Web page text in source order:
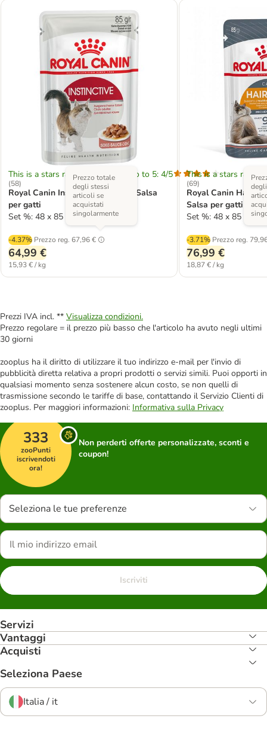
This is a stars rating area from zero to 5: 4/5
(58)
Royal Canin Instinctive umido in Salsa
per gatti
Set %: 48 x 85 g
-4.37% Prezzo reg. 67,96 €
Prezzo totale
degli stessi
articoli se
acquistati
singolarmente
64,99 €
15,93 € / kg
This is a stars rating
(69)
Royal Canin Hair &
Salsa per gatti
Set %: 48 x 85 g
-3.71% Prezzo reg.
76,99 €
18,87 € / kg
Prezzi IVA incl. ** Visualizza condizioni.
Prezzo regolare = il prezzo più basso che l'articolo ha avuto negli ultimi
30 giorni
zooplus ha il diritto di utilizzare il tuo indirizzo e-mail per l'invio di
pubblicità diretta relativa a propri prodotti o servizi simili. Puoi opporti in
qualsiasi momento senza sostenere alcun costo, se non quelli di
trasmissione secondo le tariffe di base, contattando il Servizio Clienti di
zooplus. Per maggiori informazioni: Informativa sulla Privacy
333
zooPunti
iscrivendoti
ora!
Non perderti offerte personalizzate, sconti e
coupon!
Seleziona le tue preferenze
Iscriviti
Servizi
Vantaggi
Acquisti
Seleziona Paese
Italia / it